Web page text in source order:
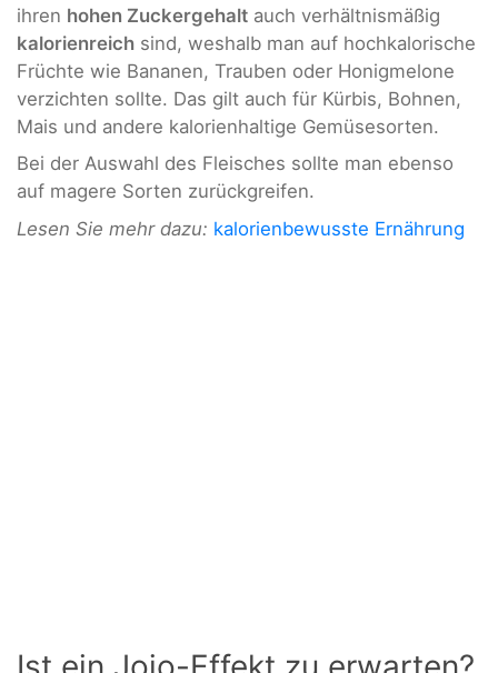
ihren hohen Zuckergehalt auch verhältnismäßig
kalorienreich sind, weshalb man auf hochkalorische
Früchte wie Bananen, Trauben oder Honigmelone
verzichten sollte. Das gilt auch für Kürbis, Bohnen,
Mais und andere kalorienhaltige Gemüsesorten.
Bei der Auswahl des Fleisches sollte man ebenso
auf magere Sorten zurückgreifen.
Lesen Sie mehr dazu: kalorienbewusste Ernährung